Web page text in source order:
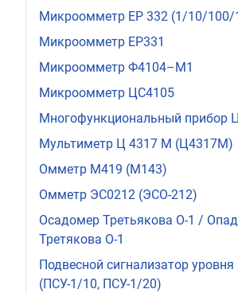
Микроомметр ЕР 332 (1/10/
Микроомметр ЕР331
Микроомметр Ф4104–М1
Микроомметр ЦС4105
Многофункциональный прибор
Мультиметр Ц 4317 М (Ц4317М)
Омметр М419 (М143)
Омметр ЭС0212 (ЭСО-212)
Осадомер Третьякова О-1 /
Третякова О-1
Подвесной сигнализатор уровня
(ПСУ-1/10, ПСУ-1/20)